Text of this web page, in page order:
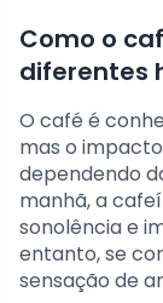
Como o
diferentes
O café é
mas o
dependendo
manhã, a
sonolência e
entanto, se
sensação de